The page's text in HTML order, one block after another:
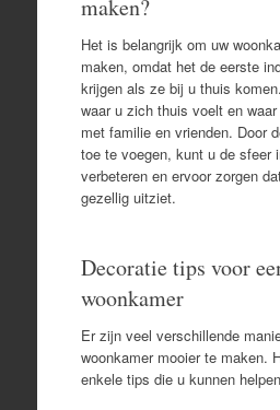
maken?
Het is belangrijk om uw
maken, omdat het de eerste
krijgen als ze bij u thuis
waar u zich thuis voelt en
met familie en vrienden. Door
toe te voegen, kunt u de sfeer
verbeteren en ervoor zorgen
gezellig uitziet.
Decoratie tips voor
woonkamer
Er zijn veel verschillende
woonkamer mooier te maken.
enkele tips die u kunnen